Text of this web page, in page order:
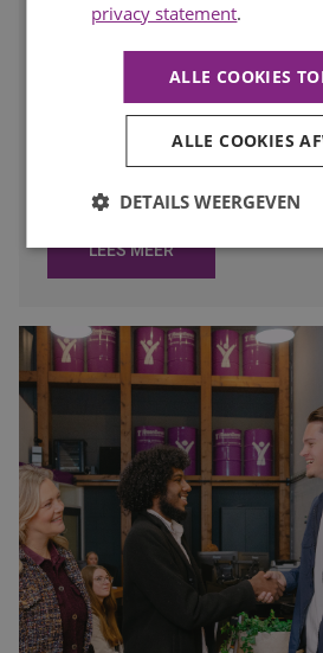
Waarom de bouwvak hét moment
Mayra Wokke
Veel mensen denken dat solliciteren
weinig zin heeft. Toch is juist deze
moment om op zoek te gaan naar
deze blog lees je waarom.
LEES MEER
privacy statement.
ALLE COOKIES
ALLE COOKIES
DETAILS WEERGEVEN